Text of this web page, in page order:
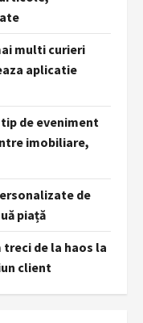
multi curieri
aplicatie
de eveniment
imobiliare,
de
piață
de la haos la
client